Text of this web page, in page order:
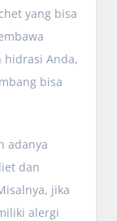
yang bisa
Anda,
bisa
adanya
dan
jika
alergi